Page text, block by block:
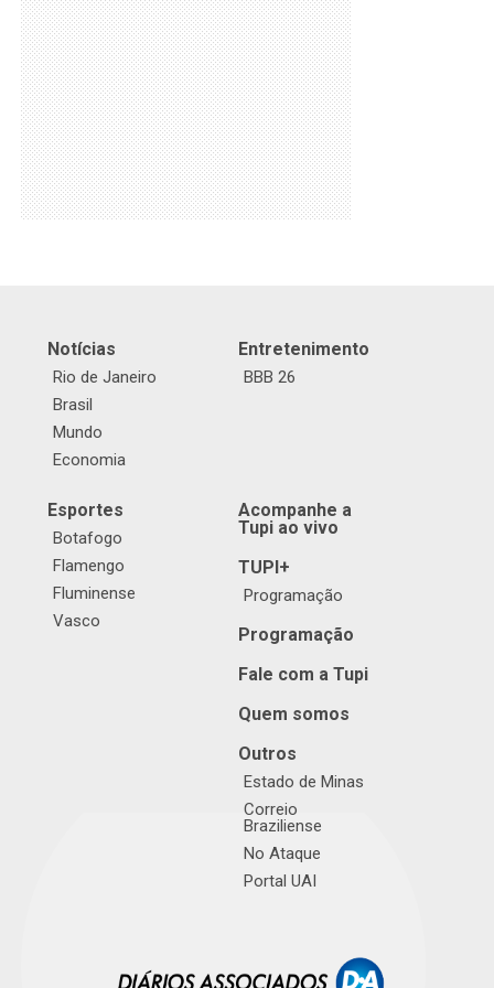
Notícias
Rio de Janeiro
Brasil
Mundo
Economia
Entretenimento
BBB 26
Esportes
Botafogo
Flamengo
Fluminense
Vasco
Acompanhe a
Tupi ao vivo
TUPI+
Programação
Programação
Fale com a Tupi
Quem somos
Outros
Estado de Minas
Correio
Braziliense
No Ataque
Portal UAI